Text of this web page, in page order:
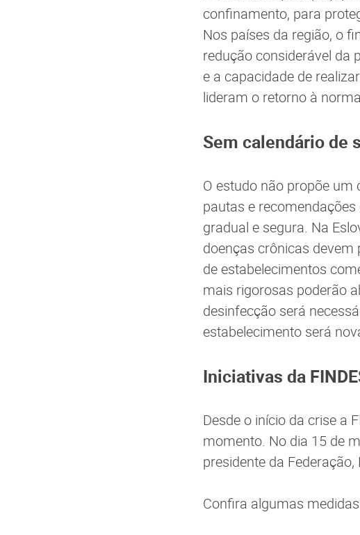
confinamento, para
Nos países da região, o
redução considerável da
e a capacidade de
lideram o retorno à
Sem calendário de
O estudo não propõe
pautas e
gradual e segura. Na
doenças crônicas
de estabelecimentos
mais rigorosas poderão
desinfecção será
estabelecimento será
Iniciativas da
Desde o início da crise a
momento. No dia 15 de
presidente da
Confira algumas